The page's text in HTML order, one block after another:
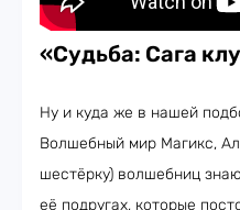
«Судьба: Сага
Ну и куда же в нашей
Волшебный мир Магикс,
шестёрку) волшебниц
её подругах, которые